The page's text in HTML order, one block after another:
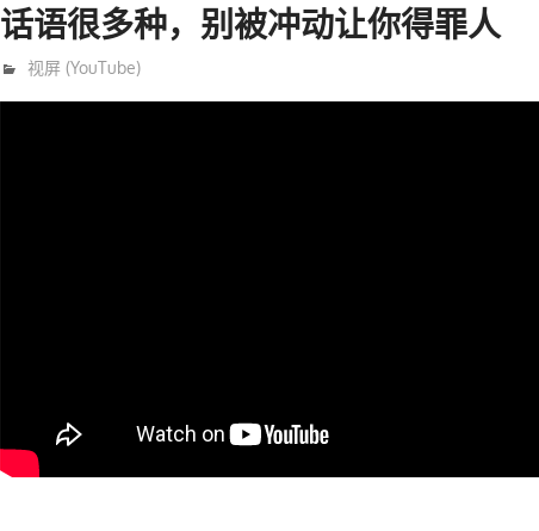
话语很多种，别被冲动让你得罪人
11月 20, 2020
trainer
视屏 (YouTube)